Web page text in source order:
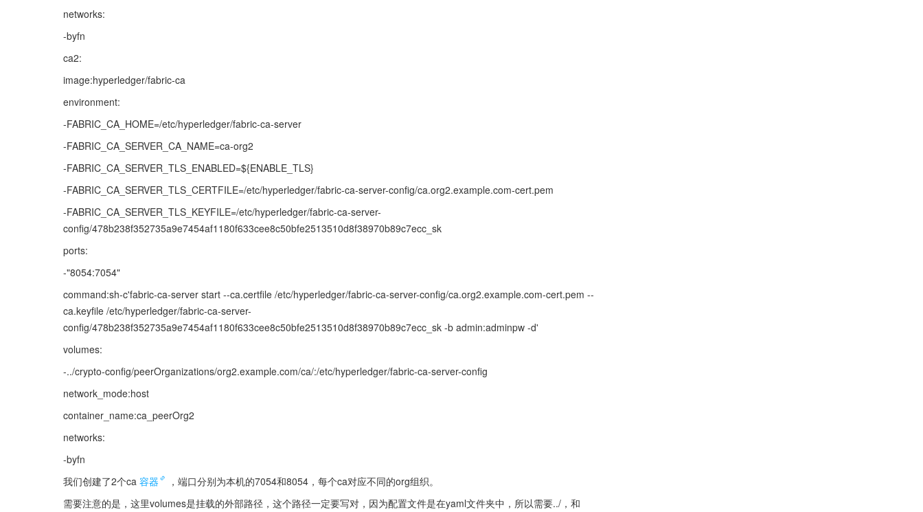
networks:
-byfn
ca2:
image:hyperledger/fabric-ca
environment:
-FABRIC_CA_HOME=/etc/hyperledger/fabric-ca-server
-FABRIC_CA_SERVER_CA_NAME=ca-org2
-FABRIC_CA_SERVER_TLS_ENABLED=${ENABLE_TLS}
-FABRIC_CA_SERVER_TLS_CERTFILE=/etc/hyperledger/fabric-ca-server-config/ca.org2.example.com-cert.pem
-FABRIC_CA_SERVER_TLS_KEYFILE=/etc/hyperledger/fabric-ca-server-
config/478b238f352735a9e7454af1180f633cee8c50bfe2513510d8f38970b89c7ecc_sk
ports:
-"8054:7054"
command:sh-c'fabric-ca-server start --ca.certfile /etc/hyperledger/fabric-ca-server-config/ca.org2.example.com-cert.pem --
ca.keyfile /etc/hyperledger/fabric-ca-server-
config/478b238f352735a9e7454af1180f633cee8c50bfe2513510d8f38970b89c7ecc_sk -b admin:adminpw -d'
volumes:
-../crypto-config/peerOrganizations/org2.example.com/ca/:/etc/hyperledger/fabric-ca-server-config
network_mode:host
container_name:ca_peerOrg2
networks:
-byfn
我们创建了2个ca 容器
，端口分别为本机的7054和8054，每个ca对应不同的org组织。
需要注意的是，这里volumes是挂载的外部路径，这个路径一定要写对，因为配置文件是在yaml文件夹中，所以需要../，和